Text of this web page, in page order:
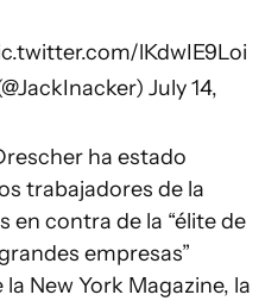
lKdwIE9Loi
July 14,
ha estado
trabajadores de la
en contra de la “élite de
empresas”
New York Magazine, la